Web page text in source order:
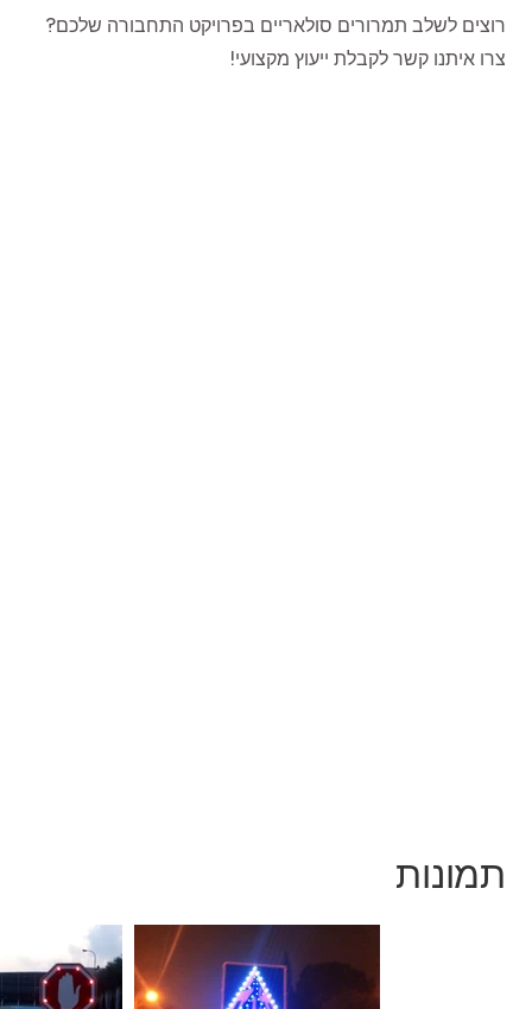
רוצים לשלב תמרורים סולאריים בפרויקט התחבורה שלכם?
צרו איתנו קשר לקבלת ייעוץ מקצועי!
תמונות